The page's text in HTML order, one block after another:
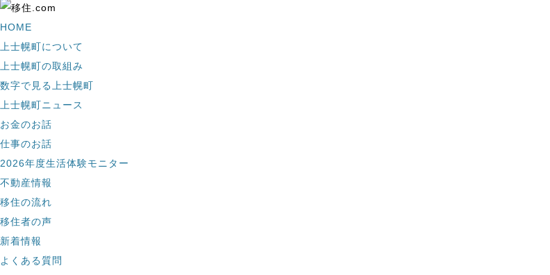
HOME
上士幌町について
上士幌町の取組み
数字で見る上士幌町
上士幌町ニュース
お金のお話
仕事のお話
2026年度生活体験モニター
不動産情報
移住の流れ
移住者の声
新着情報
よくある質問